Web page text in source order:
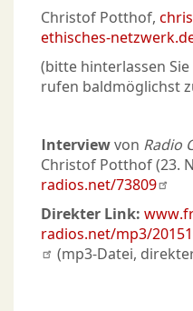
Christof Potthof,
ethisches-
(bitte hinterlassen
rufen baldmöglichst
Interviewvon Radio
Christof Potthof (23.
radios.net/73809
Direkter Link:
radios.net/mp3/
(mp3-Datei,